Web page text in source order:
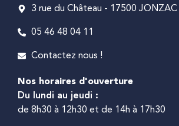
3 rue du Château - 17500 JONZAC
05 46 48 04 11
Contactez nous !
Nos horaires d'ouverture
Du lundi au jeudi :
de 8h30 à 12h30 et de 14h à 17h30